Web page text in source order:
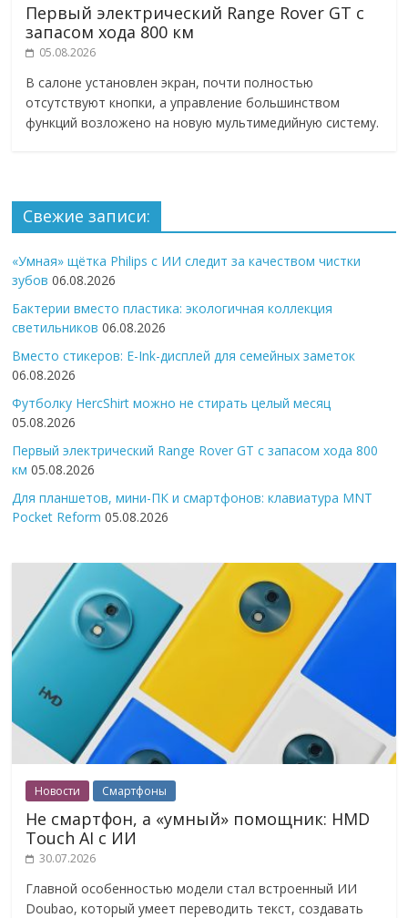
Первый электрический Range Rover GT с
запасом хода 800 км
05.08.2026
В салоне установлен экран, почти полностью
отсутствуют кнопки, а управление большинством
функций возложено на новую мультимедийную систему.
Свежие записи:
«Умная» щётка Philips с ИИ следит за качеством чистки
зубов 06.08.2026
Бактерии вместо пластика: экологичная коллекция
светильников 06.08.2026
Вместо стикеров: E-Ink-дисплей для семейных заметок
06.08.2026
Футболку HercShirt можно не стирать целый месяц
05.08.2026
Первый электрический Range Rover GT с запасом хода 800
км 05.08.2026
Для планшетов, мини-ПК и смартфонов: клавиатура MNT
Pocket Reform 05.08.2026
Новости Смартфоны
Не смартфон, а «умный» помощник: HMD
Touch AI с ИИ
30.07.2026
Главной особенностью модели стал встроенный ИИ
Doubao, который умеет переводить текст, создавать